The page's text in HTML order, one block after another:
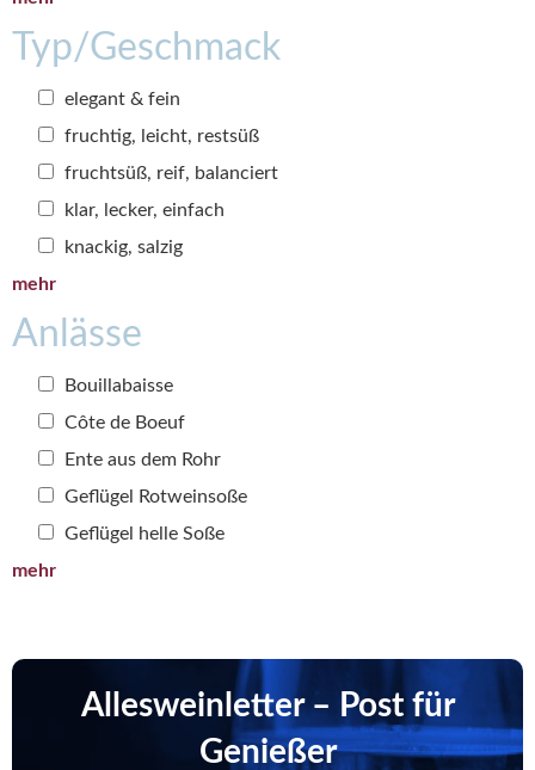
Typ/Geschmack
elegant & fein
fruchtig, leicht, restsüß
fruchtsüß, reif, balanciert
klar, lecker, einfach
knackig, salzig
mehr
Anlässe
Bouillabaisse
Côte de Boeuf
Ente aus dem Rohr
Geflügel Rotweinsoße
Geflügel helle Soße
mehr
Allesweinletter – Post für
Genießer